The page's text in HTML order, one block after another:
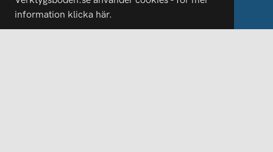
information klicka här.